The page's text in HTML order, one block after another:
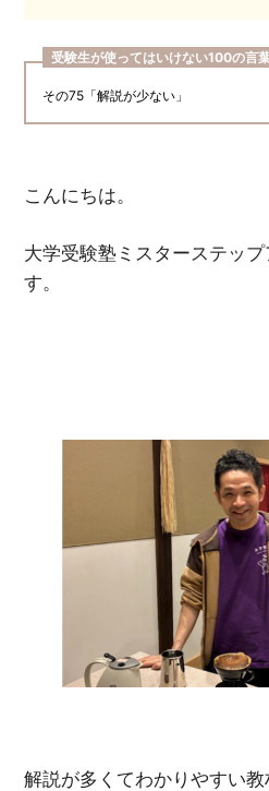
受験生が使ってはいけない100の言
その75「解説が少ない」
こんにちは。
大学受験塾ミスターステッ
す。
解説が多くてわかりやすい